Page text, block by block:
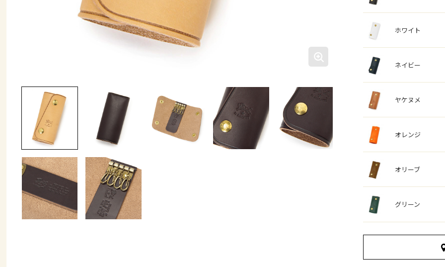
ホワイト
ネイビー
ヤケヌメ
オレンジ
オリーブ
グリーン